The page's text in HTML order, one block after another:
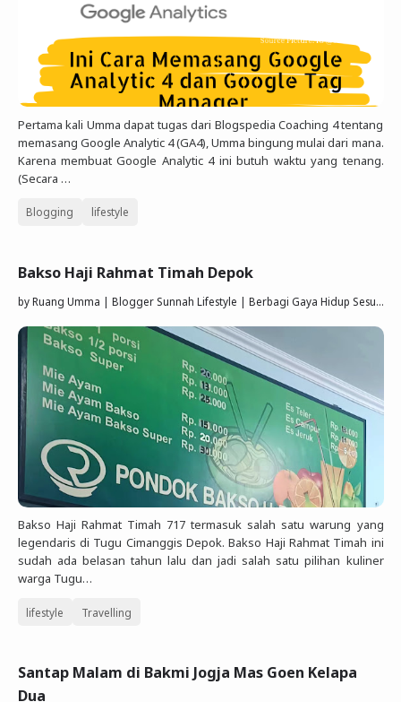
Pertama kali Umma dapat tugas dari Blogspedia Coaching 4 tentang
memasang Google Analytic 4 (GA4), Umma bingung mulai dari mana.
Karena membuat Google Analytic 4 ini butuh waktu yang tenang.
(Secara …
Blogging lifestyle
Bakso Haji Rahmat Timah Depok
byRuang Umma | Blogger Sunnah Lifestyle | Berbagi Gaya Hidup Sesuai Quran Sunnah
Bakso Haji Rahmat Timah 717 termasuk salah satu warung yang
legendaris di Tugu Cimanggis Depok. Bakso Haji Rahmat Timah ini
sudah ada belasan tahun lalu dan jadi salah satu pilihan kuliner
warga Tugu…
lifestyle Travelling
Santap Malam di Bakmi Jogja Mas Goen Kelapa
Dua